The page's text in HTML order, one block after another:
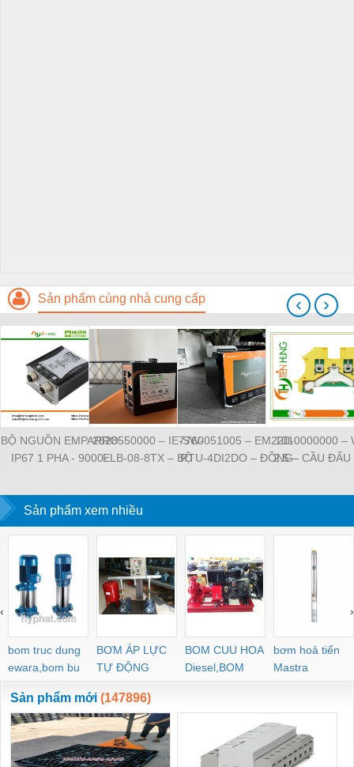
Sản phẩm cùng nhà cung cấp
BỘ NGUỒN EMPARRO
IP67 1 PHA - 9000-
EMPARRO IP67
POWER SUPPLY 1-
PHASE
2828550000 – IE-SW-
ELB-08-8TX – BỘ
RJ45 – WEIDMULLER
7760051005 – EM220-
RTU-4DI2DO – ĐỒNG
ĐO ĐIỆN ÁP –
1010000000 –
2.5 – CẦU ĐẤU
‹ ›
Sản phẩm xem nhiều
bom truc dung
ewara,bom bu
ewara
BƠM ÁP LỰC
TỰ ĐỘNG
BOM CUU HOA
Diesel,BOM
CHUA CHAY
bơm hoả tiển
Mastra
‹ ›
Sản phẩm mới (147896)